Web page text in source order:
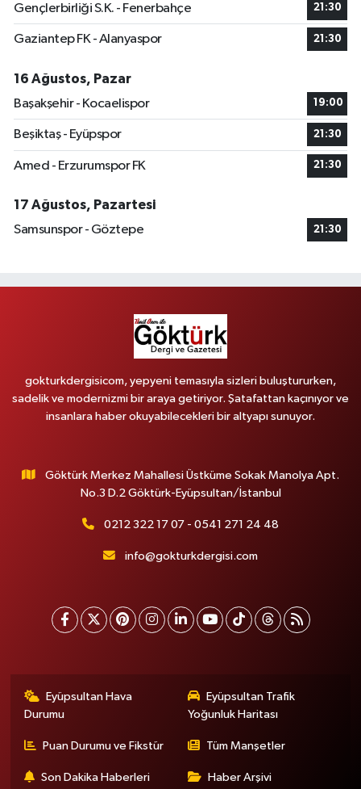
Gençlerbirliği S.K. - Fenerbahçe 21:30
Gaziantep FK - Alanyaspor 21:30
16 Ağustos, Pazar
Başakşehir - Kocaelispor
19:00
Beşiktaş - Eyüpspor 21:30
Amed - Erzurumspor FK 21:30
17 Ağustos, Pazartesi
Samsunspor - Göztepe
21:30
gokturkdergisicom, yepyeni temasıyla sizleri buluştururken,
sadelik ve modernizmi bir araya getiriyor. Şatafattan kaçınıyor ve
insanlara haber okuyabilecekleri bir altyapı sunuyor.
Göktürk Merkez Mahallesi Üstküme Sokak Manolya Apt.
No.3 D.2 Göktürk-Eyüpsultan/İstanbul
0212 322 17 07 - 0541 271 24 48
info@gokturkdergisi.com
Eyüpsultan Hava
Durumu
Eyüpsultan Trafik
Yoğunluk Haritası
Puan Durumu ve Fikstür Tüm Manşetler
Son Dakika Haberleri Haber Arşivi